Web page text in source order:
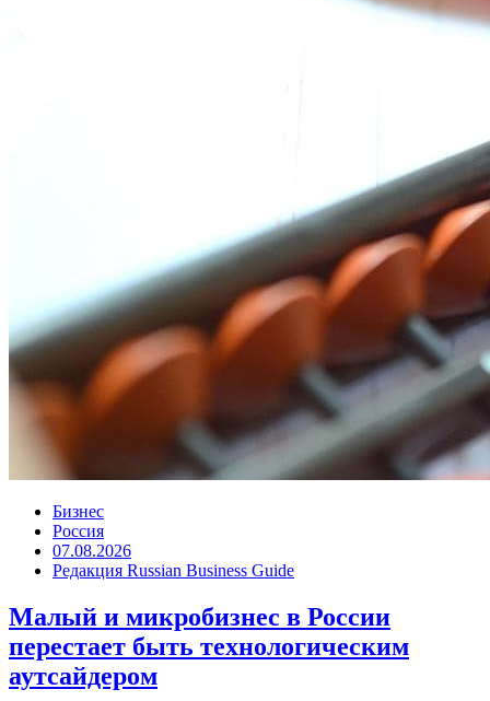
Бизнес
Россия
07.08.2026
Редакция Russian Business Guide
Малый и микробизнес в России
перестает быть технологическим
аутсайдером